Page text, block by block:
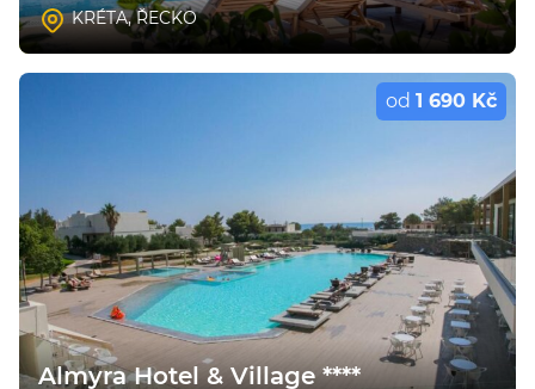
KRÉTA,ŘECKO
od 1 690 Kč
Almyra Hotel & Village ****